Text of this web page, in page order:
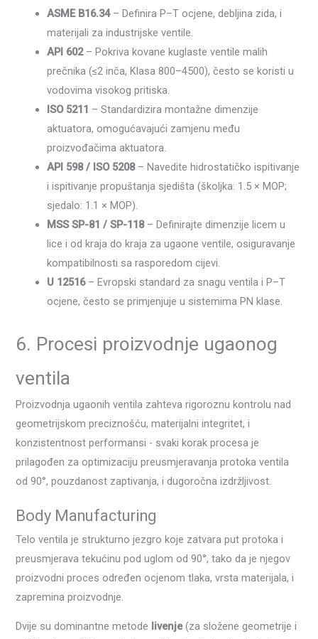
ASME B16.34– Definira P–T ocjene, debljina zida, i
materijali za industrijske ventile.
API 602– Pokriva kovane kuglaste ventile malih
prečnika (≤2 inča, Klasa 800–4500), često se koristi u
vodovima visokog pritiska.
ISO 5211 – Standardizira montažne dimenzije
aktuatora, omogućavajući zamjenu među
proizvođačima aktuatora.
API 598 / ISO 5208– Navedite hidrostatičko ispitivanje
i ispitivanje propuštanja sjedišta (školjka: 1.5 × MOP;
sjedalo: 1.1 × MOP).
MSS SP-81 / SP-118– Definirajte dimenzije licem u
lice i od kraja do kraja za ugaone ventile, osiguravanje
kompatibilnosti sa rasporedom cijevi.
U 12516– Evropski standard za snagu ventila i P–T
ocjene, često se primjenjuje u sistemima PN klase.
6. Procesi proizvodnje ugaonog
ventila
Proizvodnja ugaonih ventila zahteva rigoroznu kontrolu nad
geometrijskom preciznošću, materijalni integritet, i
konzistentnost performansi - svaki korak procesa je
prilagođen za optimizaciju preusmjeravanja protoka ventila
od 90°, pouzdanost zaptivanja, i dugoročna izdržljivost.
Body Manufacturing
Telo ventila je strukturno jezgro koje zatvara put protoka i
preusmjerava tekućinu pod uglom od 90°, tako da je njegov
proizvodni proces određen ocjenom tlaka, vrsta materijala, i
zapremina proizvodnje.
Dvije su dominantne metode livenje(za složene geometrije i